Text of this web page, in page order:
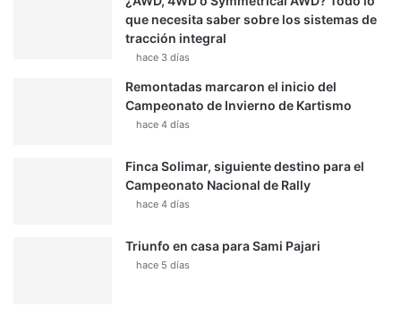
que necesita saber sobre los sistemas de
tracción integral
hace 3 días
Remontadas marcaron el inicio del
Campeonato de Invierno de Kartismo
hace 4 días
Finca Solimar, siguiente destino para el
Campeonato Nacional de Rally
hace 4 días
Triunfo en casa para Sami Pajari
hace 5 días